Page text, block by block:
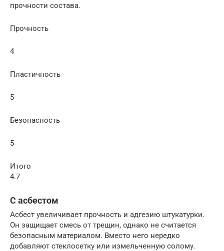
прочности состава.
Прочность
4
Пластичность
5
Безопасность
5
Итого
4.7
С асбестом
Асбест увеличивает прочность и адгезию штукатурки.
Он защищает смесь от трещин, однако не считается
безопасным материалом. Вместо него нередко
добавляют стеклосетку или измельченную солому.